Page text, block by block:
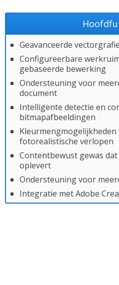
Geavanceerde
Configureerbare
gebaseerde bewerking
Ondersteuning voor
document
Intelligente detectie en
bitmapafbeeldingen
fotorealistische verlopen
Contentbewust gewas
oplevert
Ondersteuning voor
Integratie met Adobe